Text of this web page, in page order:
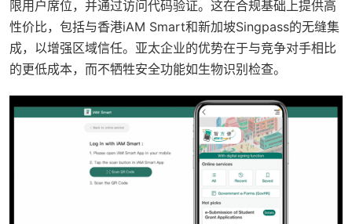
限用户席位，并通过访问代码验证。这在合规基础上提供高
性价比，包括与香港iAM Smart和新加坡Singpass的无缝集
成，以增强区域信任。亚太企业的优势在于与竞争对手相比
的更低成本，而不牺牲安全功能如生物识别检查。